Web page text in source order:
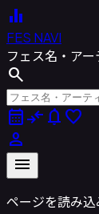
equalizer
FES NAVI
フェス名・ア
search
calendar_monthcompare_arrows notifications favorite
person
menu
ページを読み